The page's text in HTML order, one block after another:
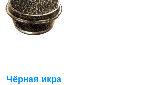
Чёрная икра